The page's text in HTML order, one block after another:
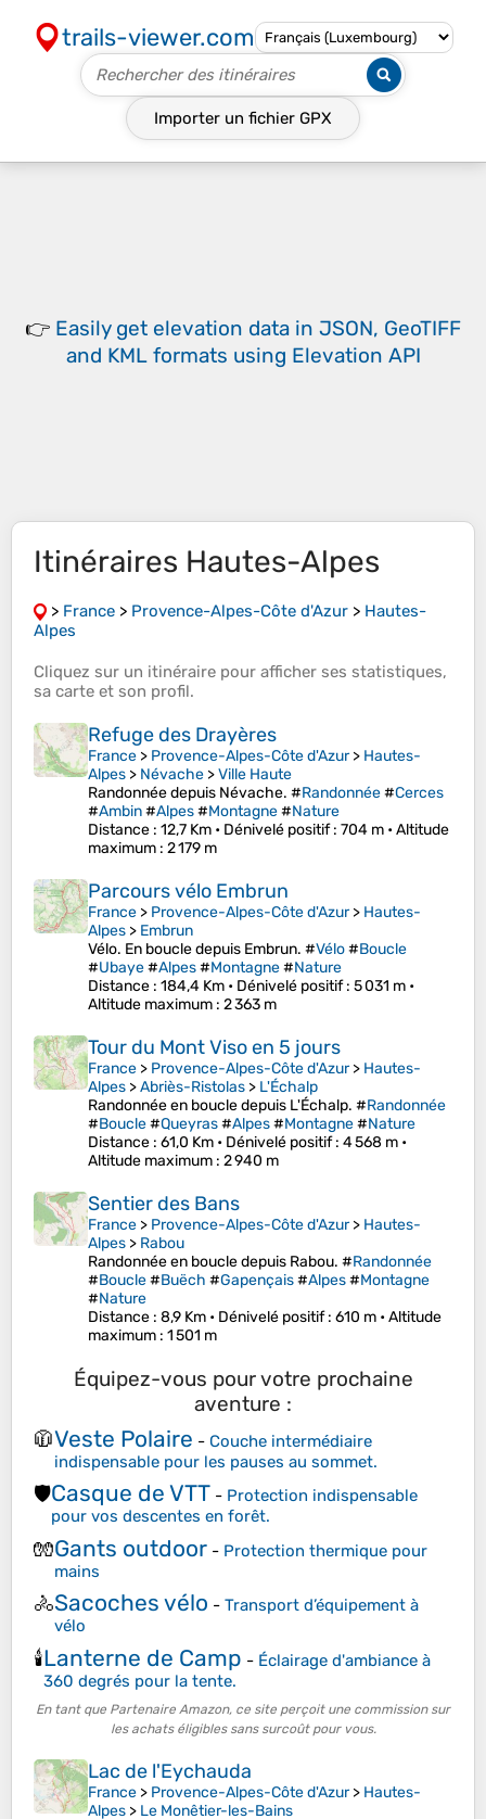
trails-viewer.com
Importer un fichier GPX
👉 Easily get elevation data in JSON, GeoTIFF
and KML formats using Elevation API
Itinéraires Hautes-Alpes
> France > Provence-Alpes-Côte d'Azur > Hautes-
Alpes
Cliquez sur un itinéraire pour afficher ses statistiques,
sa carte et son profil.
Refuge des Drayères
France > Provence-Alpes-Côte d'Azur> Hautes-
Alpes > Névache >Ville Haute
Randonnée depuis Névache. #Randonnée#Cerces
#Ambin#Alpes#Montagne#Nature
Distance : 12,7 Km • Dénivelé positif: 704 m •Altitude
maximum : 2 179 m
Parcours vélo Embrun
France > Provence-Alpes-Côte d'Azur> Hautes-
Alpes > Embrun
Vélo. En boucle depuis Embrun. #Vélo#Boucle
#Ubaye#Alpes#Montagne#Nature
Distance : 184,4 Km • Dénivelé positif: 5 031 m •
Altitude maximum : 2 363 m
Tour du Mont Viso en 5 jours
France > Provence-Alpes-Côte d'Azur> Hautes-
Alpes >Abriès-Ristolas > L'Échalp
Randonnée en boucle depuis L'Échalp. #Randonnée
#Boucle#Queyras#Alpes#Montagne#Nature
Distance : 61,0 Km • Dénivelé positif: 4 568 m •
Altitude maximum : 2 940 m
Sentier des Bans
France > Provence-Alpes-Côte d'Azur> Hautes-
Alpes > Rabou
Randonnée en boucle depuis Rabou. #Randonnée
#Boucle#Buëch #Gapençais#Alpes#Montagne
#Nature
Distance : 8,9 Km • Dénivelé positif: 610 m •Altitude
maximum : 1 501 m
Équipez-vous pour votre prochaine
aventure :
🧥Veste Polaire - Couche intermédiaire
indispensable pour les pauses au sommet.
🛡️Casque de VTT - Protection indispensable
pour vos descentes en forêt.
🧤Gants outdoor - Protection thermique pour
mains
🚴Sacoches vélo - Transport d’équipement à
vélo
🕯️Lanterne de Camp - Éclairage d'ambiance à
360 degrés pour la tente.
En tant que Partenaire Amazon, ce site perçoit une commission sur
les achats éligibles sans surcoût pour vous.
Lac de l'Eychauda
France > Provence-Alpes-Côte d'Azur> Hautes-
Alpes > Le Monêtier-les-Bains